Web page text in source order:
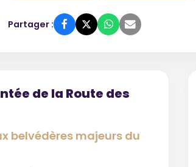
Partager :
de la Route des
belvédères majeurs du